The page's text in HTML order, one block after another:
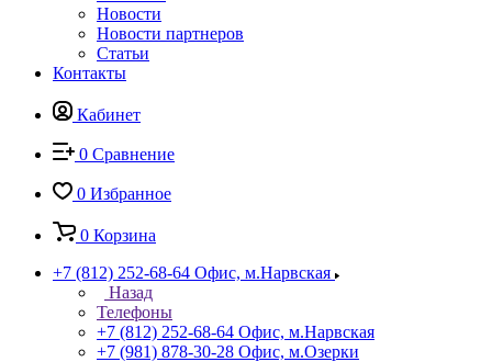
Новости
Новости партнеров
Статьи
Контакты
Кабинет
0 Сравнение
0 Избранное
0 Корзина
+7 (812) 252-68-64 Офис, м.Нарвская
Назад
Телефоны
+7 (812) 252-68-64 Офис, м.Нарвская
+7 (981) 878-30-28 Офис, м.Озерки